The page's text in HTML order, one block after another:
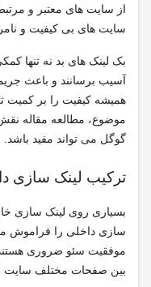
از سایت های معتبر و
سایت های بی کیفیت و
بک لینک های بد نه تنها
آسیب برسانند و باعث
همیشه کیفیت را بر کمیت
موضوع، مطالعه مقاله
گوگل می تواند مفید باشد.
ترکیب لینک سازی
بسیاری روی لینک سازی
سازی داخلی را فراموش
موفقیت سئو ضروری
بین صفحات مختلف سایت